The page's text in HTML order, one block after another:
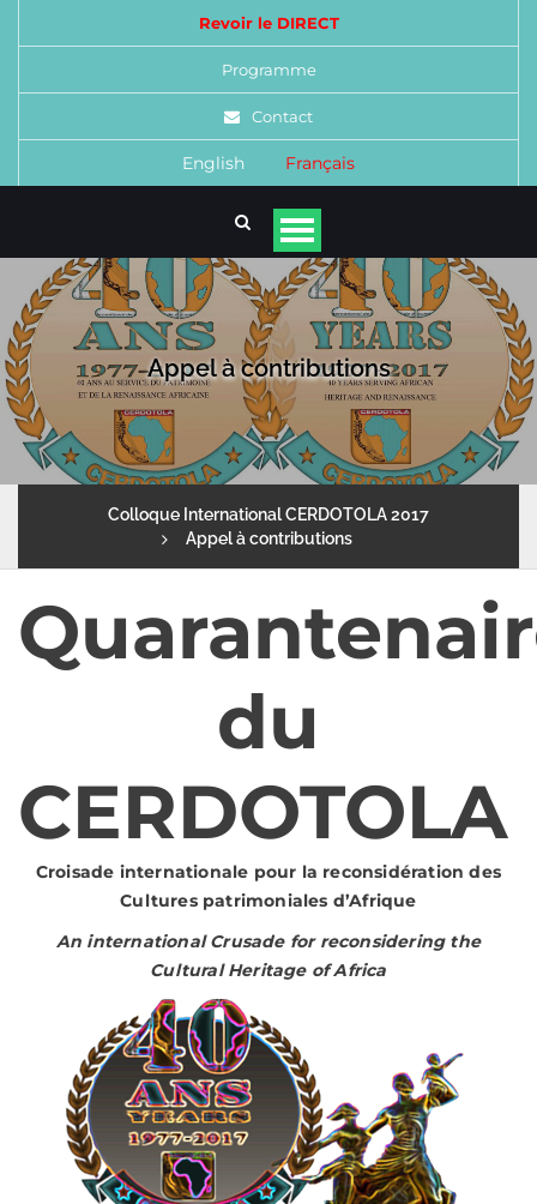
Revoir le DIRECT
Programme
Contact
English Français
Appel à contributions
Colloque International CERDOTOLA 2017
Appel à contributions
du
CERDOTOLA
Croisade internationale pour la reconsidération des
Cultures patrimoniales d’Afrique
An international Crusade for reconsidering the
Cultural Heritage of Africa